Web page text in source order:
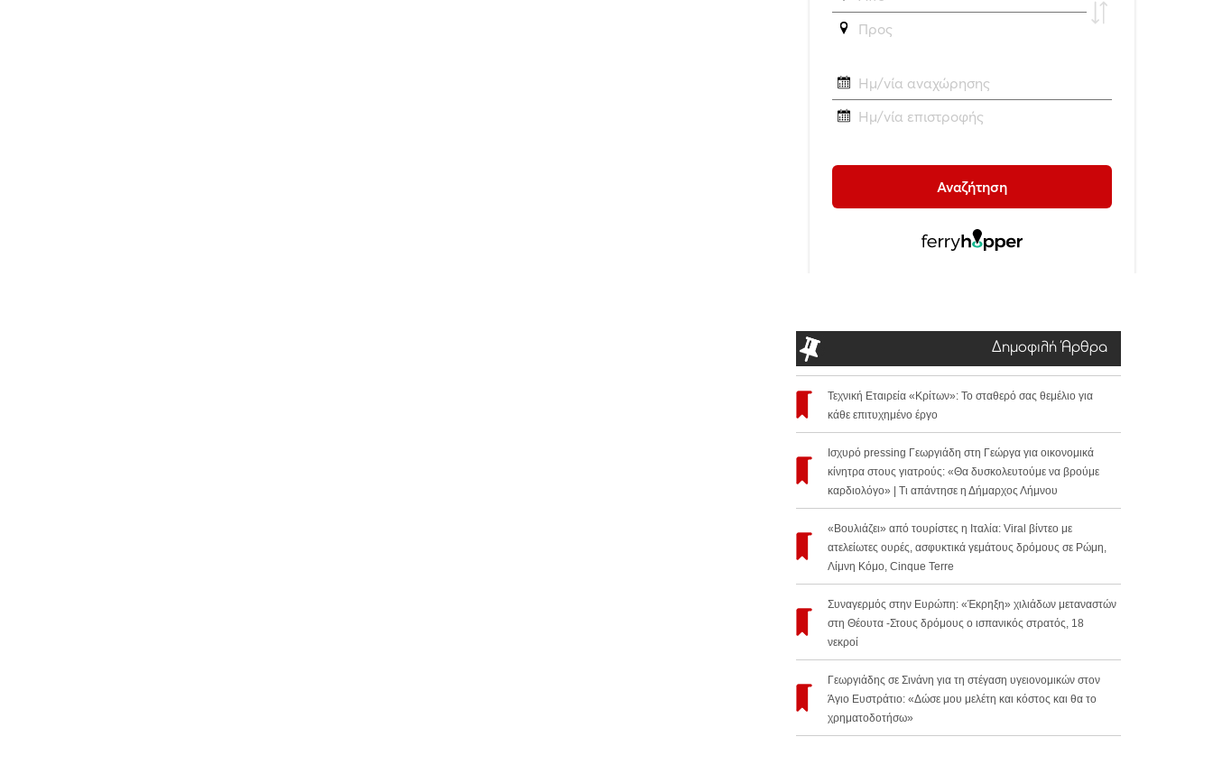
Δημοφιλή Άρθρα
Τεχνική Εταιρεία «Κρίτων»: Το σταθερό σας θεμέλιο για
κάθε επιτυχημένο έργο
Ισχυρό pressing Γεωργιάδη στη Γεώργα για οικονομικά
κίνητρα στους γιατρούς: «Θα δυσκολευτούμε να βρούμε
καρδιολόγο» | Τι απάντησε η Δήμαρχος Λήμνου
«Βουλιάζει» από τουρίστες η Ιταλία: Viral βίντεο με
ατελείωτες ουρές, ασφυκτικά γεμάτους δρόμους σε Ρώμη,
Λίμνη Κόμο, Cinque Terre
Συναγερμός στην Ευρώπη: «Έκρηξη» χιλιάδων μεταναστών
στη Θέουτα -Στους δρόμους ο ισπανικός στρατός, 18
νεκροί
Γεωργιάδης σε Σινάνη για τη στέγαση υγειονομικών στον
Άγιο Ευστράτιο: «Δώσε μου μελέτη και κόστος και θα το
χρηματοδοτήσω»